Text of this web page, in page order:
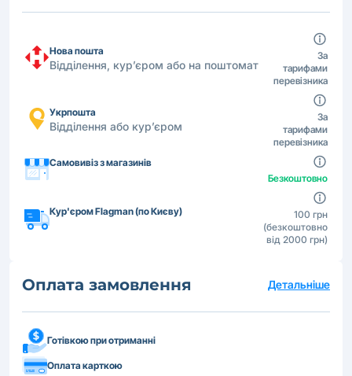
Нова пошта
Відділення, кур’єром або на поштомат
За
тарифами
перевізника
Укрпошта
Відділення або кур’єром
За
тарифами
перевізника
Самовивіз з магазинів
Безкоштовно
Кур'єром Flagman (по Києву)
100 грн
(безкоштовно
від 2000 грн)
Оплата замовлення Детальніше
Готівкою при отриманні
Оплата карткою